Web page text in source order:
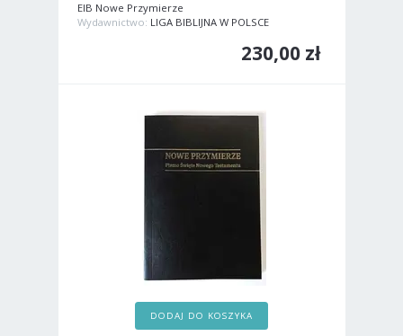
EIB Nowe Przymierze
Wydawnictwo: LIGA BIBLIJNA W POLSCE
230,00 zł
DODAJ DO KOSZYKA